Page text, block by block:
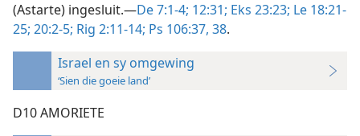
(Astarte) ingesluit.—De 7:1-4; 12:31; Eks 23:23; Le 18:21-
25; 20:2-5; Rig 2:11-14; Ps 106:37, 38.
Israel en sy omgewing
‘Sien die goeie land’
D10 AMORIETE